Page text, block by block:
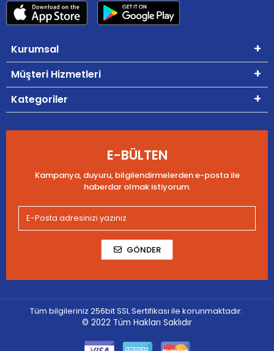
Kurumsal
Müşteri Hizmetleri
Kategoriler
E-BÜLTEN
Kampanya, duyuru, bilgilendirmelerden e-posta ile
haberdar olmak istiyorum.
GÖNDER
Tüm bilgileriniz 256bit SSL Sertifikası ile korunmaktadır.
© 2022 Tüm Hakları Saklıdır